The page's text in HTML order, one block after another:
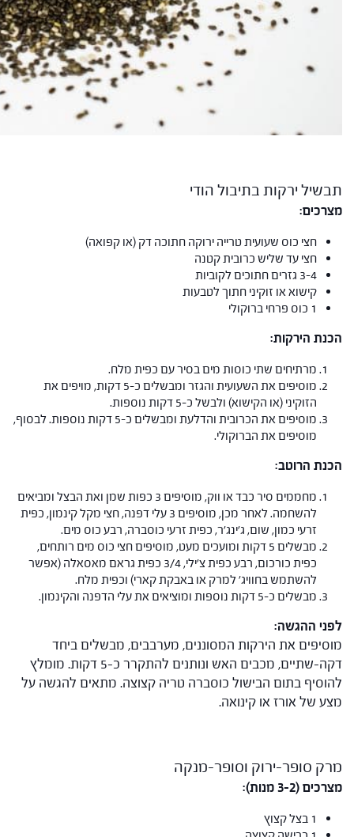
תבשיל ירקות בתיבול הודי
מצרכים:
חצי כוס שעועית טרייה ירוקה חתוכה דק (או קפואה)
חצי עד שליש כרובית קטנה
3-4 גזרים חתוכים לקוביות
קישוא או זוקיני חתוך לטבעות
1 כוס פרחי ברוקולי
הכנת הירקות:
מרתיחים שתי כוסות מים בסיר עם כפית מלח.
מוסיפים את השעועית והגזר ומבשלים כ-5 דקות, מויפים את
הזוקיני (או הקישוא) ולבשל כ-5 דקות נוספות.
מוסיפים את הכרובית והדלעת ומבשלים כ-5 דקות נוספות. לבסוף,
מוסיפים את הברוקולי.
הכנת הרוטב:
מחממים סיר כבד או ווק, מוסיפים 3 כפות שמן ואת הבצל ומביאים
להשחמה. לאחר מכן, מוסיפים 3 עלי דפנה, חצי מקל קינמון, כפית
זרעי כמון, שום, ג'ינג'ר, כפית זרעי כוסברה, רבע כוס מים.
מבשלים 5 דקות ומועכים מעט, מוסיפים חצי כוס מים רותחים,
כפית כורכום, רבע כפית צ'ילי, 3/4 כפית גראם מאסאלה (אפשר
להשתמש בחוויג' למרק או באבקת קארי) וכפית מלח.
מבשלים כ-5 דקות נוספות ומוציאים את עלי הדפנה והקינמון.
לפני ההגשה:
מוסיפים את הירקות המסוננים, מערבבים, מבשלים ביחד
דקה-שתיים, מכבים האש ונותנים להתקרר כ-5 דקות. מומלץ
להוסיף בתום הבישול כוסברה טריה קצוצה. מתאים להגשה על
מצע של אורז או קינואה.
מרק סופר-ירוק וסופר-מנקה
מצרכים (3-2 מנות):
1 בצל קצוץ